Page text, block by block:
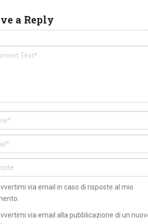
a Reply
via email in caso di risposte al mio
via email alla pubblicazione di un